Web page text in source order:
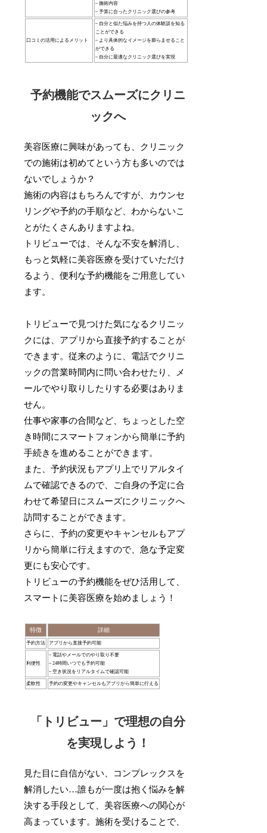
– 施術内容
– 予算に合ったクリニック選びの参考
口コミの活用によるメリット
– 自分と似た悩みを持つ人の体験談を知る
ことができる
– より具体的なイメージを膨らませること
ができる
– 自分に最適なクリニック選びを実現
予約機能でスムーズにクリニ
ックへ
美容医療に興味があっても、クリニック
での施術は初めてという方も多いのでは
ないでしょうか？
施術の内容はもちろんですが、カウンセ
リングや予約の手順など、わからないこ
とがたくさんありますよね。
トリビューでは、そんな不安を解消し、
もっと気軽に美容医療を受けていただけ
るよう、便利な予約機能をご用意してい
ます。
トリビューで見つけた気になるクリニッ
クには、アプリから直接予約することが
できます。従来のように、電話でクリニ
ックの営業時間内に問い合わせたり、メ
ールでやり取りしたりする必要はありま
せん。
仕事や家事の合間など、ちょっとした空
き時間にスマートフォンから簡単に予約
手続きを進めることができます。
また、予約状況もアプリ上でリアルタイ
ムで確認できるので、ご自身の予定に合
わせて希望日にスムーズにクリニックへ
訪問することができます。
さらに、予約の変更やキャンセルもアプ
リから簡単に行えますので、急な予定変
更にも安心です。
トリビューの予約機能をぜひ活用して、
スマートに美容医療を始めましょう！
特徴 詳細
予約方法 アプリから直接予約可能
利便性
– 電話やメールでのやり取り不要
– 24時間いつでも予約可能
– 空き状況をリアルタイムで確認可能
柔軟性 予約の変更やキャンセルもアプリから簡単に行える
「トリビュー」で理想の自分
を実現しよう！
見た目に自信がない、コンプレックスを
解消したい…誰もが一度は抱く悩みを解
決する手段として、美容医療への関心が
高まっています。施術を受けることで、